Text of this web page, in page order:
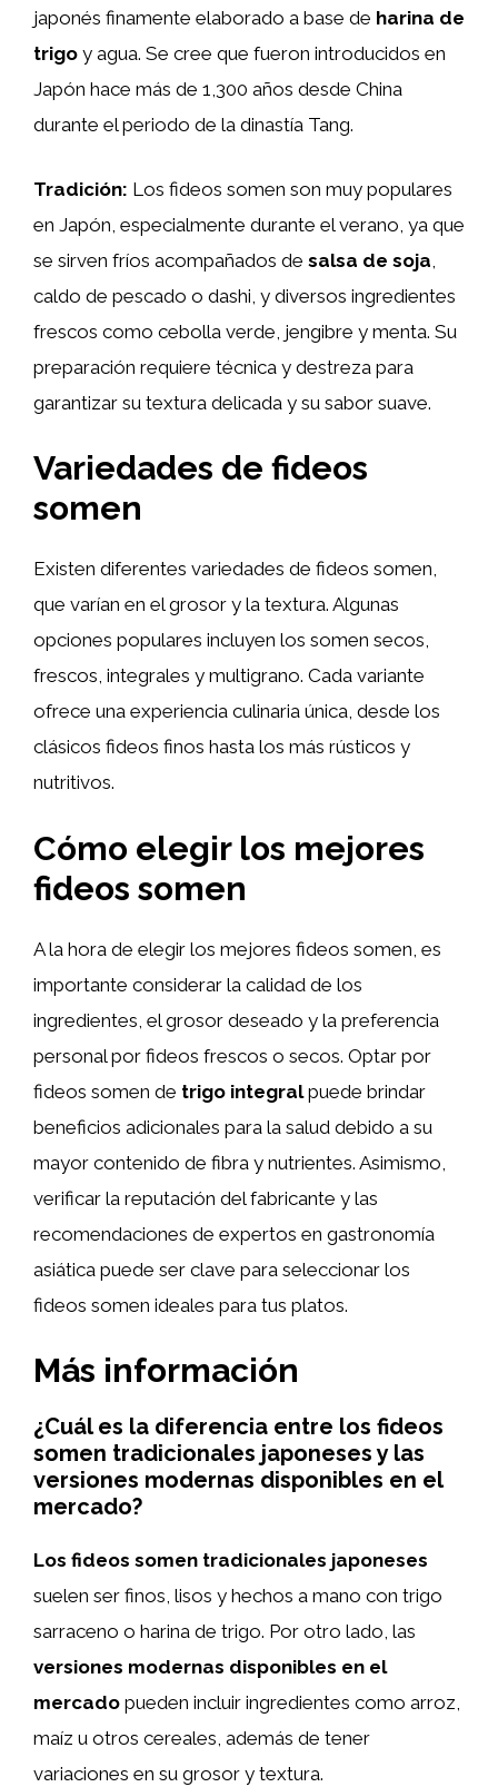
japonés finamente elaborado a base de harina de
trigo y agua. Se cree que fueron introducidos en
Japón hace más de 1,300 años desde China
durante el periodo de la dinastía Tang.
Tradición: Los fideos somen son muy populares
en Japón, especialmente durante el verano, ya que
se sirven fríos acompañados de salsa de soja
caldo de pescado o dashi, y diversos ingredientes
frescos como cebolla verde, jengibre y menta. Su
preparación requiere técnica y destreza para
garantizar su textura delicada y su sabor suave.
Variedades de fideos
somen
Existen diferentes variedades de fideos somen,
que varían en el grosor y la textura. Algunas
opciones populares incluyen los somen secos,
frescos, integrales y multigrano. Cada variante
ofrece una experiencia culinaria única, desde los
clásicos fideos finos hasta los más rústicos y
nutritivos.
Cómo elegir los mejores
fideos somen
A la hora de elegir los mejores fideos somen, es
importante considerar la calidad de los
ingredientes, el grosor deseado y la preferencia
personal por fideos frescos o secos. Optar por
fideos somen de trigo integralpuede brindar
beneficios adicionales para la salud debido a su
mayor contenido de fibra y nutrientes. Asimismo,
verificar la reputación del fabricante y las
recomendaciones de expertos en gastronomía
asiática puede ser clave para seleccionar los
fideos somen ideales para tus platos.
Más información
¿Cuál es la diferencia entre los fideos
somen tradicionales japoneses y las
versiones modernas disponibles en el
mercado?
Los fideos somen tradicionales japoneses
suelen ser finos, lisos y hechos a mano con trigo
sarraceno o harina de trigo. Por otro lado, las
versiones modernas disponibles en el
mercado pueden incluir ingredientes como arroz,
maíz u otros cereales, además de tener
variaciones en su grosor y textura.